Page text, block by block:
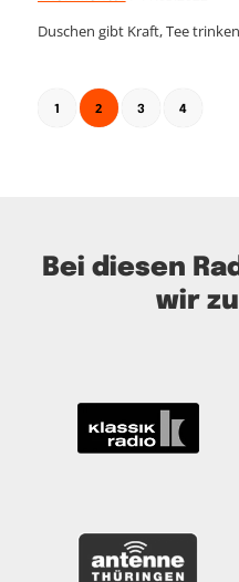
Duschen gibt Kraft, Tee
1 2 3 4
Bei diesen
wir